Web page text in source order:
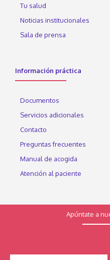
Tu salud
Noticias institucionales
Sala de prensa
Información práctica
Documentos
Servicios adicionales
Contacto
Preguntas frecuentes
Manual de acogida
Atención al paciente
Apúntate a